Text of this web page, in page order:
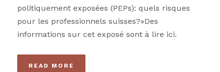
politiquement exposées (PEPs): quels risques
pour les professionnels suisses?»Des
informations sur cet exposé sont à lire ici.
READ MORE